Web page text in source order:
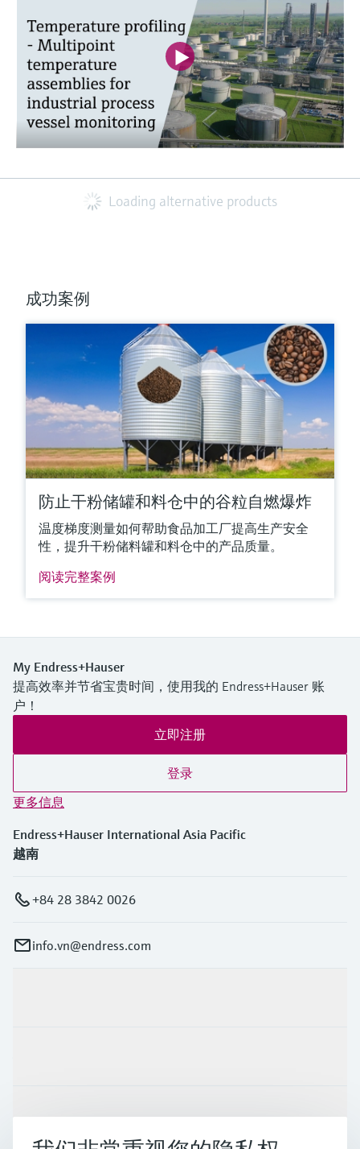
Loading alternative products
成功案例
防止干粉储罐和料仓中的谷粒自燃爆炸
温度梯度测量如何帮助食品加工厂提高生产安全
性，提升干粉储料罐和料仓中的产品质量。
阅读完整案例
My Endress+Hauser
提高效率并节省宝贵时间，使用我的 Endress+Hauser 账
户！
立即注册
登录
更多信息
Endress+Hauser International Asia Pacific
越南
+84 28 3842 0026
info.vn@endress.com
支持